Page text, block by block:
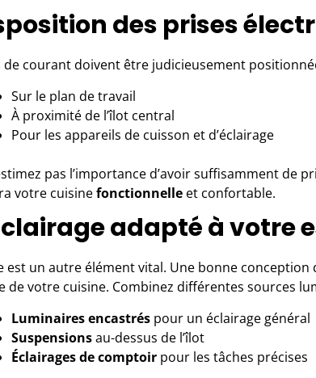
des prises
de courant doivent être judicieusement
Sur le plan de travail
À proximité de l’îlot central
Pour les appareils de cuisson et d’éclairage
pas l’importance d’avoir suffisamment de
votre cuisinefonctionnelle et confortable.
adapté à votre
est un autre élément vital. Une bonne
de votre cuisine. Combinez différentes sources
Luminaires encastrés pour un éclairage général
Suspensionsau-dessus de l’îlot
Éclairages de comptoir pour les tâches précises